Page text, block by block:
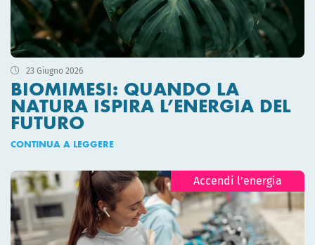
23 Giugno 2026
BIOMIMESI: QUANDO LA
NATURA ISPIRA L’ENERGIA DEL
FUTURO
CONTINUA A LEGGERE
Accendi l’energia